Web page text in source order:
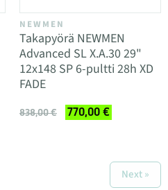
NEWMEN
Takapyörä NEWMEN
Advanced SL X.A.30 29"
12x148 SP 6-pultti 28h XD
FADE
838,00 € 770,00 €
Next »